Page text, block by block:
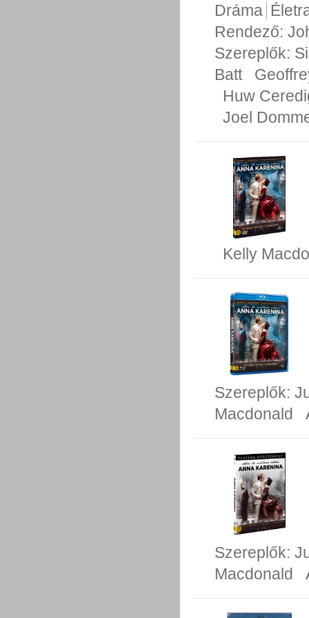
Dráma
Rendező:
Szereplők:
Batt
Huw
Joel
Kelly
Szereplők:
Macdonald
Szereplők:
Macdonald